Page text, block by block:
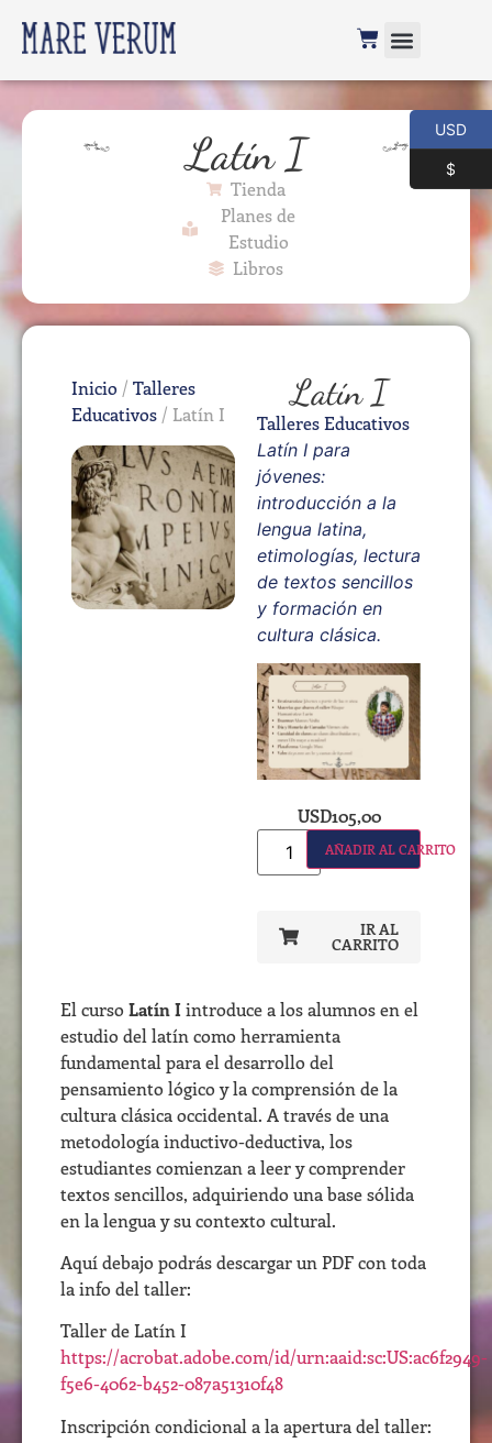
Latín I
Tienda
Planes de
Estudio
Libros
Inicio / Talleres
Educativos / Latín I
Latín I
Talleres Educativos
Latín I para
jóvenes:
introducción a la
lengua latina,
etimologías, lectura
de textos sencillos
y formación en
cultura clásica.
USD105,00
AÑADIR AL CARRITO
IR AL
CARRITO
El cursoLatín Iintroduce a los alumnos en el
estudio del latín como herramienta
fundamental para el desarrollo del
pensamiento lógico y la comprensión de la
cultura clásica occidental. A través de una
metodología inductivo-deductiva, los
estudiantes comienzan a leer y comprender
textos sencillos, adquiriendo una base sólida
en la lengua y su contexto cultural.
Aquí debajo podrás descargar un PDF con toda
la info del taller:
Taller de Latín I
https://acrobat.adobe.com/id/urn:aaid:sc:US:ac6f2949-
f5e6-4062-b452-087a51310f48
Inscripción condicional a la apertura del taller:
USD
$